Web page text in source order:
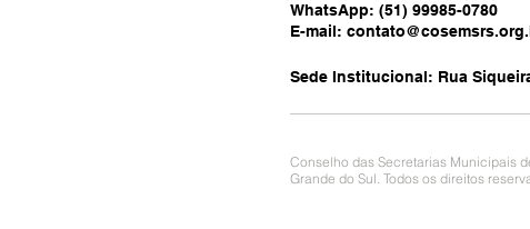
WhatsApp: (51) 99985-0780
E-mail:
Sede Institucional: Rua
Conselho das Secretarias Municipais
Grande do Sul. Todos os direitos